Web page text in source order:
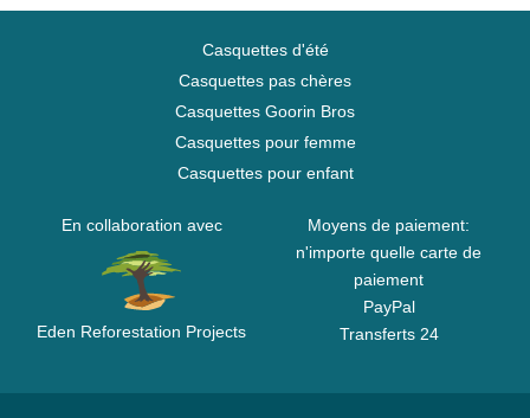
Casquettes d'été
Casquettes pas chères
Casquettes Goorin Bros
Casquettes pour femme
Casquettes pour enfant
En collaboration avec
Eden Reforestation Projects
Moyens de paiement:
n'importe quelle carte de
paiement
PayPal
Transferts 24